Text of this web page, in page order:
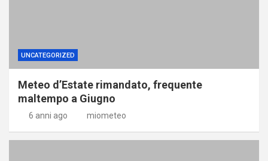
UNCATEGORIZED
Meteo d’Estate rimandato, frequente
maltempo a Giugno
6 anni ago miometeo